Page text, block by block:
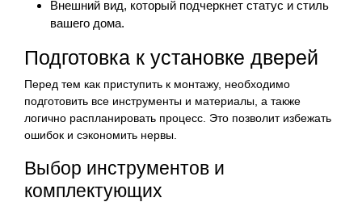
Внешний вид, который подчеркнет статус и стиль
вашего дома.
Подготовка к установке дверей
Перед тем как приступить к монтажу, необходимо
подготовить все инструменты и материалы, а также
логично распланировать процесс. Это позволит избежать
ошибок и сэкономить нервы.
Выбор инструментов и
комплектующих